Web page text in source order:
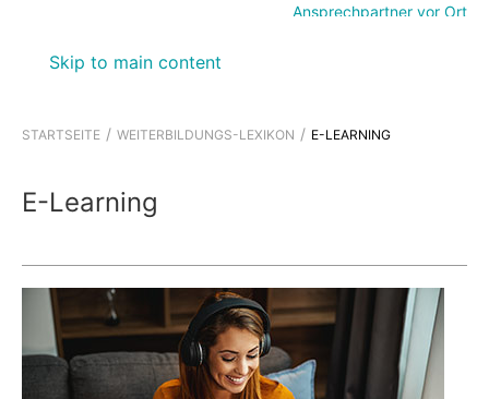
Skip to main content
Ansprechpartner vor Ort
STARTSEITE WEITERBILDUNGS-LEXIKON E-LEARNING
E-Learning